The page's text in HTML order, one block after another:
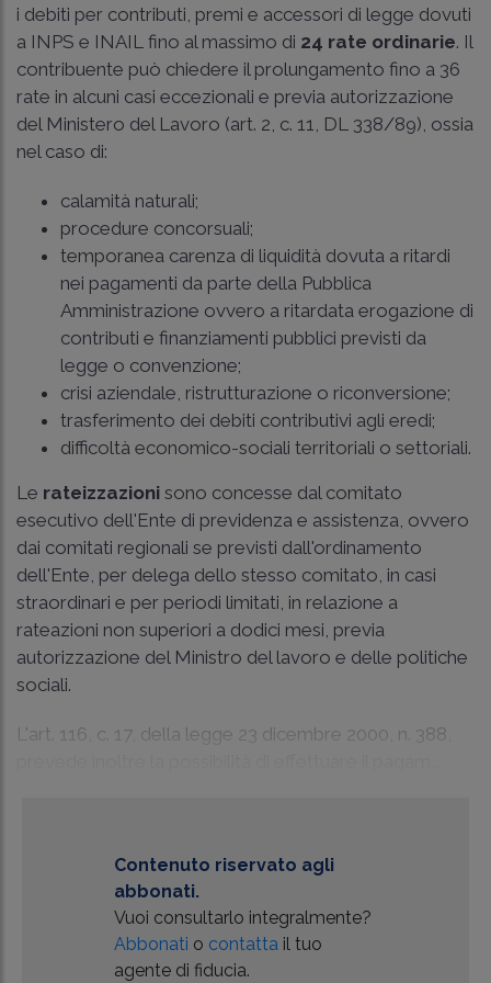
i debiti per contributi, premi e accessori di legge dovuti
a INPS e INAIL fino al massimo di 24 rate ordinarie. Il
contribuente può chiedere il prolungamento fino a 36
rate in alcuni casi eccezionali e previa autorizzazione
del Ministero del Lavoro (art. 2, c. 11, DL 338/89), ossia
nel caso di:
calamità naturali;
procedure concorsuali;
temporanea carenza di liquidità dovuta a ritardi
nei pagamenti da parte della Pubblica
Amministrazione ovvero a ritardata erogazione di
contributi e finanziamenti pubblici previsti da
legge o convenzione;
crisi aziendale, ristrutturazione o riconversione;
trasferimento dei debiti contributivi agli eredi;
difficoltà economico-sociali territoriali o settoriali.
Le rateizzazioni sono concesse dal comitato
esecutivo dell'Ente di previdenza e assistenza, ovvero
dai comitati regionali se previsti dall'ordinamento
dell'Ente, per delega dello stesso comitato, in casi
straordinari e per periodi limitati, in relazione a
rateazioni non superiori a dodici mesi, previa
autorizzazione del Ministro del lavoro e delle politiche
sociali.
L'art. 116, c. 17, della legge 23 dicembre 2000, n. 388,
Contenuto riservato agli
abbonati.
Vuoi consultarlo integralmente?
Abbonati o contatta il tuo
agente di fiducia.